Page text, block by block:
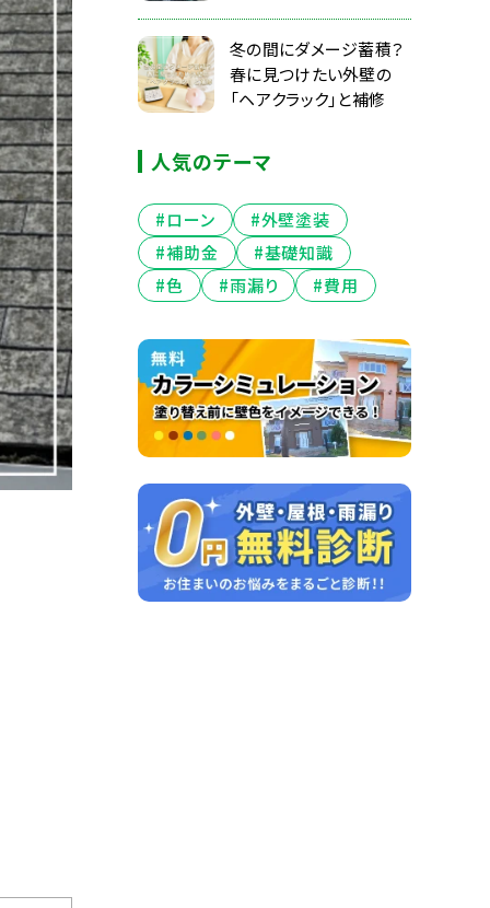
冬の間にダメージ蓄積？
春に見つけたい外壁の
「ヘアクラック」と補修
人気のテーマ
#ローン
#外壁塗装
#補助金
#基礎知識
#色
#雨漏り #費用